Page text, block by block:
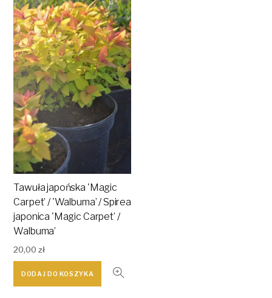
Tawuła japońska 'Magic
Carpet’ / 'Walbuma’ / Spirea
japonica 'Magic Carpet’ /
Walbuma’
20,00zł
DODAJ DO KOSZYKA